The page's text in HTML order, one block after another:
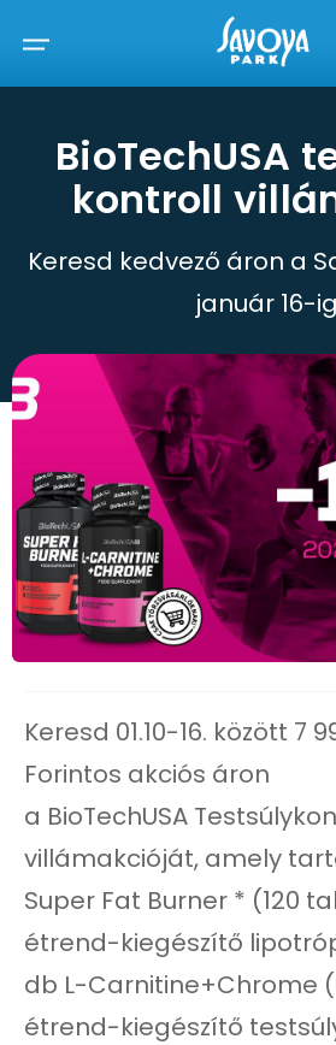
BioTechUSA
kontroll
Keresd kedvező áron a
január 16-
Keresd 01.10-16. között 7
Forintos akciós áron
a BioTechUSA
villámakcióját, amely
Super Fat Burner * (120
étrend-kiegészítő
db L-Carnitine+Chrome
étrend-kiegészítő